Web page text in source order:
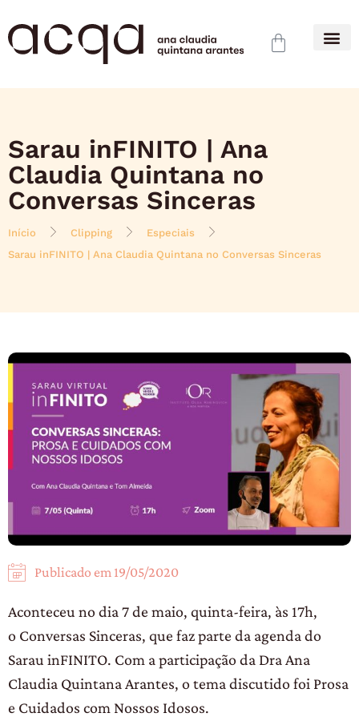
Sarau inFINITO | Ana
Claudia Quintana no
Conversas Sinceras
Início Clipping
Especiais
Sarau inFINITO | Ana Claudia Quintana no Conversas Sinceras
Publicado em 19/05/2020
Aconteceu no dia 7 de maio, quinta-feira, às 17h,
o Conversas Sinceras, que faz parte da agenda do
Sarau inFINITO. Com a participação da Dra Ana
Claudia Quintana Arantes, o tema discutido foi Prosa
e Cuidados com Nossos Idosos.